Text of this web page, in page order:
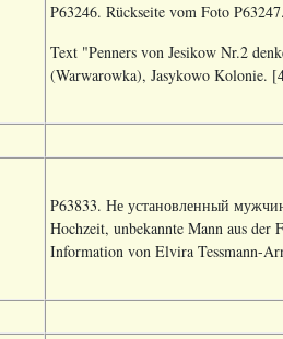
P63246. Rückseite vom Foto
Text "Penners von Jesikow Nr.2
(Warwarowka), Jasykowo Kolonie.
P63833. Не установленный
Hochzeit, unbekannte Mann aus
Information von Elvira Tessmann-